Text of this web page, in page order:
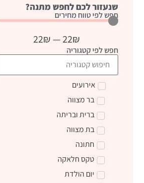
שנעזור לכם לחפש מתנה?
חפש לפי טווח מחירים
22₪
—
22₪
חפש לפי קטגוריה
אירועים
בר מצווה
ברית ובריתה
בת מצווה
חתונה
טקס חלאקה
יום הולדת